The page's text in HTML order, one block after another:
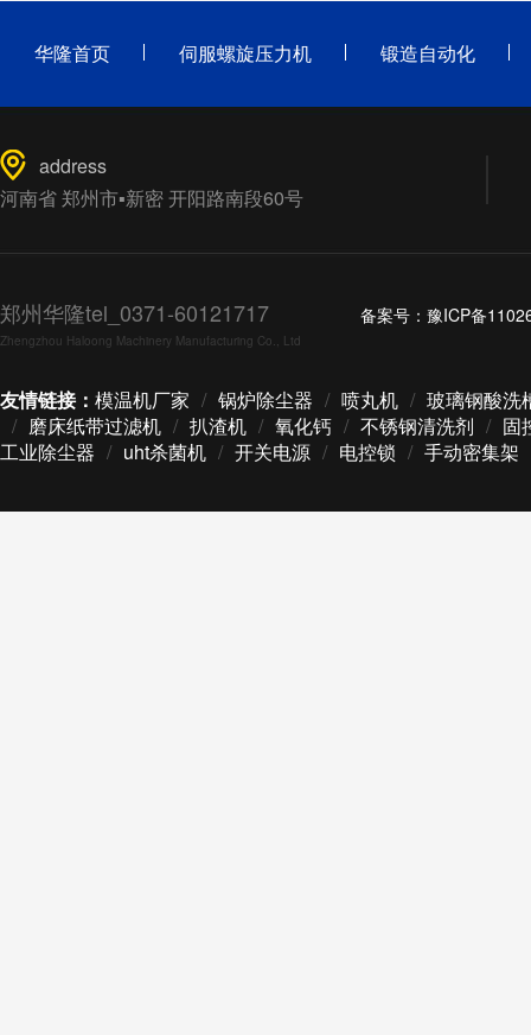
华隆首页 伺服螺旋压力机 锻造自动化
address
河南省 郑州市▪新密 开阳路南段60号
郑州华隆tel_0371-60121717
Zhengzhou Haloong Machinery Manufacturing Co., Ltd
备案号： 豫ICP备
友情链接： 模温机厂家 / 锅炉除尘器 / 喷丸机 / 玻璃钢酸洗
/ 磨床纸带过滤机 / 扒渣机 / 氧化钙 / 不锈钢清洗剂 / 固
工业除尘器 / uht杀菌机 / 开关电源 / 电控锁 / 手动密集架